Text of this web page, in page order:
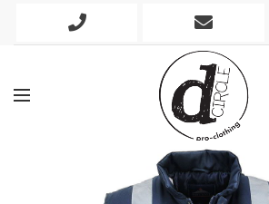
Phone
Mobile